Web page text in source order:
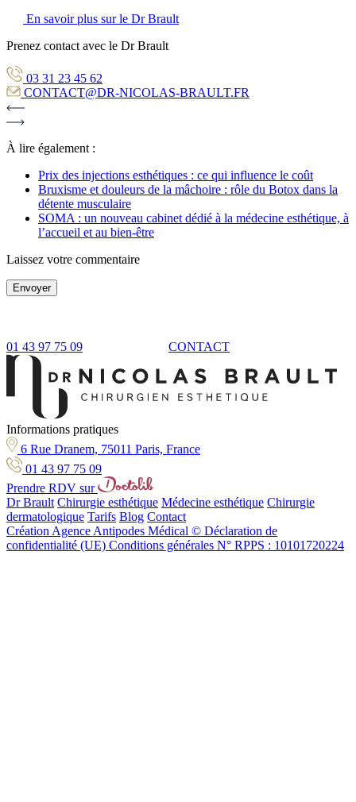
En savoir plus sur le Dr Brault
Prenez contact avec le Dr Brault
03 31 23 45 62
CONTACT@DR-NICOLAS-BRAULT.FR
À lire également :
Prix des injections esthétiques : ce qui influence le coût
Bruxisme et douleurs de la mâchoire : rôle du Botox dans la
détente musculaire
SOMA : un nouveau cabinet dédié à la médecine esthétique, à
l’accueil et au bien-être
Laissez votre commentaire
Envoyer
01 43 97 75 09 CONTACT
Informations pratiques
6 Rue Dranem, 75011 Paris, France
01 43 97 75 09
Prendre RDV sur
Dr Brault Chirurgie esthétique Médecine esthétique Chirurgie
dermatologique Tarifs Blog Contact
Création Agence Antipodes Médical © Déclaration de
confidentialité (UE) Conditions générales N° RPPS : 10101720224